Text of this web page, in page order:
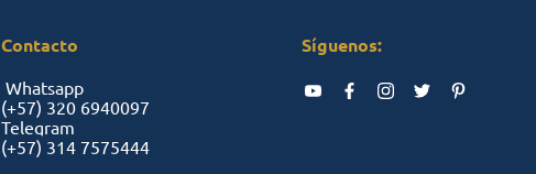
Contacto
Whatsapp
(+57) 320 6940097
Telegram
(+57) 314 7575444
Síguenos: